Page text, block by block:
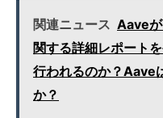
関連ニュース Aave
関する詳細レポート
行われるのか？Aave
か？